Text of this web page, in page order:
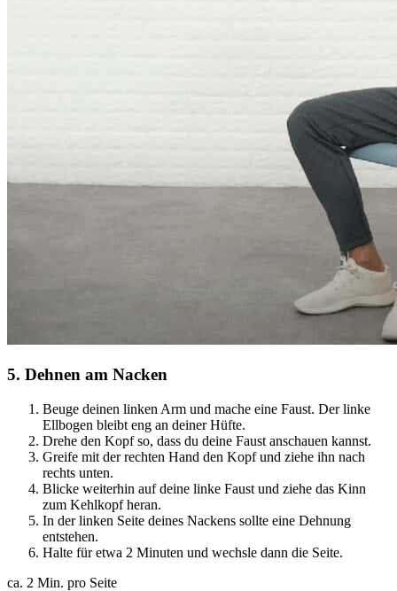
5. Dehnen am Nacken
Beuge deinen linken Arm und mache eine Faust. Der linke
Ellbogen bleibt eng an deiner Hüfte.
Drehe den Kopf so, dass du deine Faust anschauen kannst.
Greife mit der rechten Hand den Kopf und ziehe ihn nach
rechts unten.
Blicke weiterhin auf deine linke Faust und ziehe das Kinn
zum Kehlkopf heran.
In der linken Seite deines Nackens sollte eine Dehnung
entstehen.
Halte für etwa 2 Minuten und wechsle dann die Seite.
ca. 2 Min. pro Seite